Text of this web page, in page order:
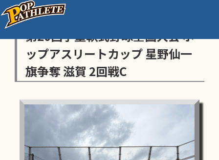
センス・トラストトーナメント
第20回学童軟式野球全国大会 ポ
ップアスリートカップ 星野仙一
旗争奪 滋賀 2回戦C